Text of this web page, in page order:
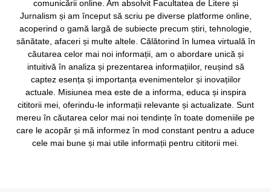
comunicării online. Am absolvit Facultatea de Litere și
Jurnalism și am început să scriu pe diverse platforme online,
acoperind o gamă largă de subiecte precum știri, tehnologie,
sănătate, afaceri și multe altele. Călătorind în lumea virtuală în
căutarea celor mai noi informații, am o abordare unică și
intuitivă în analiza și prezentarea informațiilor, reușind să
captez esența și importanța evenimentelor și inovațiilor
actuale. Misiunea mea este de a informa, educa și inspira
cititorii mei, oferindu-le informații relevante și actualizate. Sunt
mereu în căutarea celor mai noi tendințe în toate domeniile pe
care le acopăr și mă informez în mod constant pentru a aduce
cele mai bune și mai utile informații pentru cititorii mei.